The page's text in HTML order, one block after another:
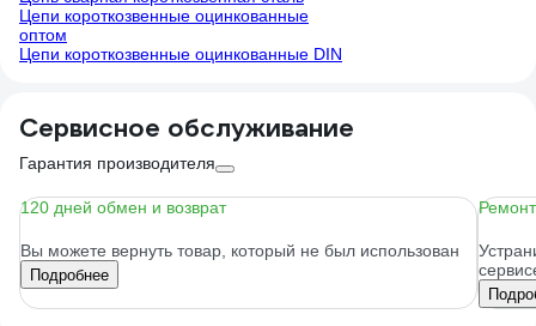
Цепи короткозвенные оцинкованные
оптом
Цепи короткозвенные оцинкованные DIN
Сервисное обслуживание
Гарантия производителя
120 дней обмен и возврат
Вы можете вернуть товар, который не был использован
Подробнее